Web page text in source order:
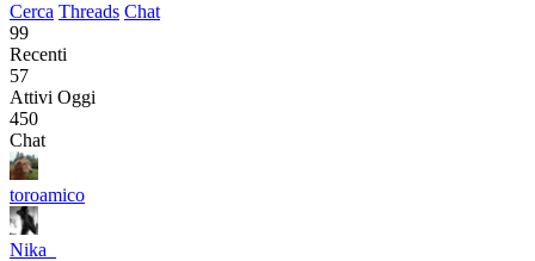
Cerca Threads Chat
99
Recenti
57
Attivi Oggi
450
Chat
toroamico
Nika_